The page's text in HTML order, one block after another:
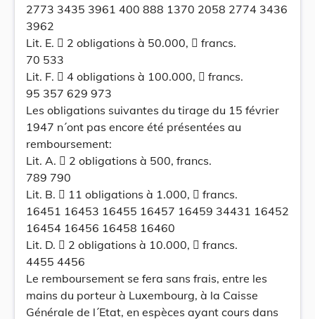
2773 3435 3961 400 888 1370 2058 2774 3436
3962
Lit. E.  2 obligations à 50.000,  francs.
70 533
Lit. F.  4 obligations à 100.000,  francs.
95 357 629 973
Les obligations suivantes du tirage du 15 février
1947 n´ont pas encore été présentées au
remboursement:
Lit. A.  2 obligations à 500, francs.
789 790
Lit. B.  11 obligations à 1.000,  francs.
16451 16453 16455 16457 16459 34431 16452
16454 16456 16458 16460
Lit. D.  2 obligations à 10.000,  francs.
4455 4456
Le remboursement se fera sans frais, entre les
mains du porteur à Luxembourg, à la Caisse
Générale de l´Etat, en espèces ayant cours dans